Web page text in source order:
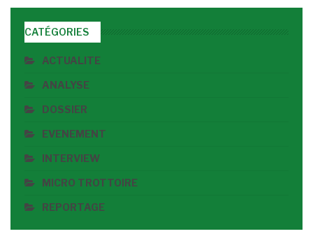
CATÉGORIES
ACTUALITE
ANALYSE
DOSSIER
EVENEMENT
INTERVIEW
MICRO TROTTOIRE
REPORTAGE